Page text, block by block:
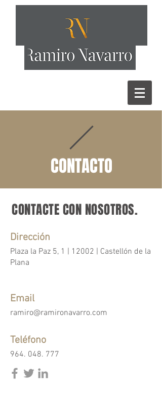
CONTACTO
CONTACTE CON NOSOTROS.
Dirección
Plaza la Paz 5, 1 | 12002 | Castellón de la
Plana
Email
ramiro@ramironavarro.com
Teléfono
964. 048. 777